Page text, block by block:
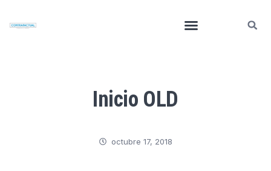
Inicio OLD
octubre 17, 2018